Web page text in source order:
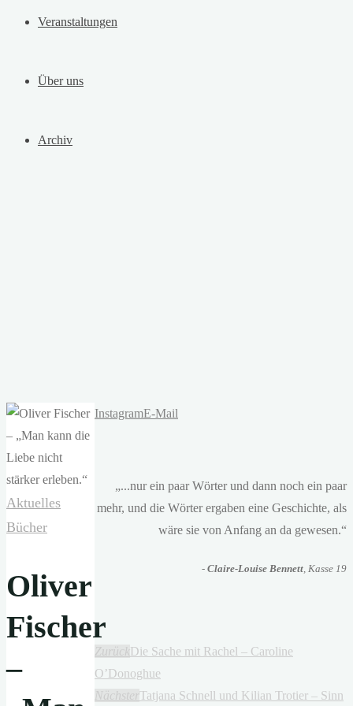
Veranstaltungen
Über uns
Archiv
Aktuelles
Bücher
Oliver
Fischer
–
InstagramE-Mail
„...nur ein paar Wörter und dann noch ein paar
mehr, und die Wörter ergaben eine Geschichte, als
wäre sie von Anfang an da gewesen.“
- Claire-Louise Bennett, Kasse 19
ZurückDie Sache mit Rachel – Caroline
O’Donoghue
NächsterTatjana Schnell und Kilian Trotier – Sinn